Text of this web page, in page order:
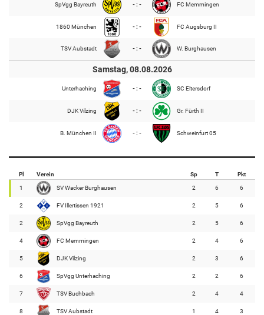
SpVgg Bayreuth - : - FC Memmingen
1860 München - : - FC Augsburg II
TSV Aubstadt - : - W. Burghausen
Samstag, 08.08.2026
Unterhaching - : - SC Eltersdorf
DJK Vilzing - : - Gr. Fürth II
B. München II - : - Schweinfurt 05
Pl Verein Sp T Pkt
1 SV Wacker Burghausen 2 6 6
2 FV Illertissen 1921 2 5 6
2 SpVgg Bayreuth 2 5 6
4 FC Memmingen 2 4 6
5 DJK Vilzing 2 3 6
6 SpVgg Unterhaching 2 2 6
7 TSV Buchbach 2 4 4
8 TSV Aubstadt 1 4 3